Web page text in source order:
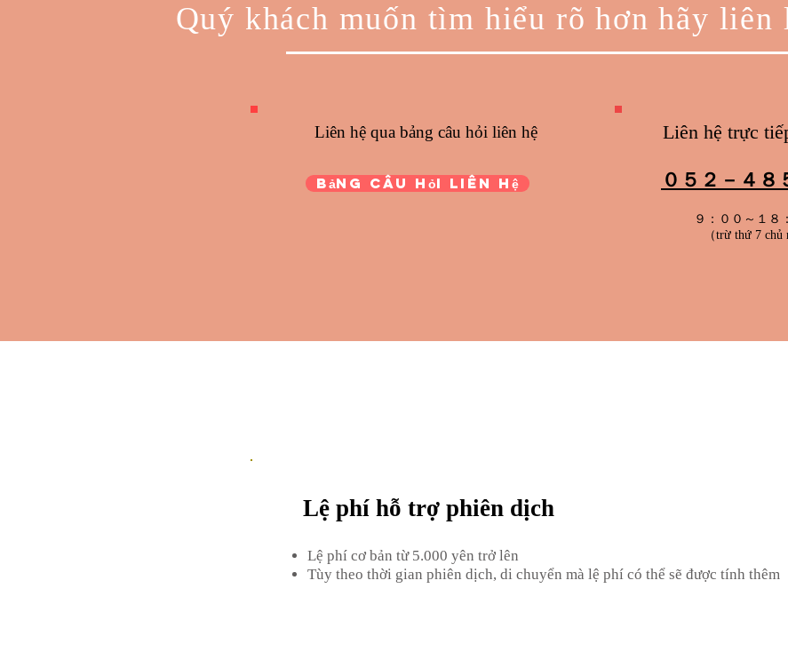
Quý khách muốn tìm hiểu rõ hơn hãy
Liên hệ qua bảng câu hỏi liên hệ
Bảng câu hỏi liên hệ
Liên hệ trực
０５２－４８
９：００～１８
（trừ thứ 7 chủ
​Lệ phí hỗ trợ phiên dịch
Lệ phí cơ bản từ 5.000 yên trở lên
Tùy theo thời gian phiên dịch, di chuyển mà lệ phí có thể sẽ được tính thêm​